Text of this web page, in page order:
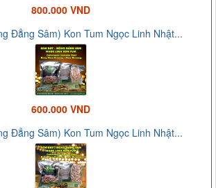
800.000 VND
Đẳng Sâm) Kon Tum Ngọc Linh Nhật...
600.000 VND
Đẳng Sâm) Kon Tum Ngọc Linh Nhật...